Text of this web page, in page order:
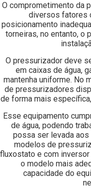
O comprometimento da
diversos fatores
posicionamento
torneiras, no entanto, o
O pressurizador deve
em caixas de água,
mantenha uniforme. No
de pressurizadores
de forma mais
Esse equipamento
de água, podendo
possa ser levada
modelos de
fluxostato e com
o modelo mais
capacidade do